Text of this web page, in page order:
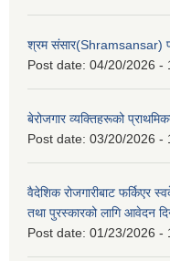
श्रम संसार(Shramsansar)
Post date: 04/20/2026 -
बेरोजगार व्यक्तिहरूको
Post date: 03/20/2026 -
वैदेशिक रोजगारीबाट फर्किएर
तथा पुरस्कारको लागि आवेदन
Post date: 01/23/2026 -